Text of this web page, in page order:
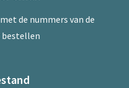
met de nummers van de